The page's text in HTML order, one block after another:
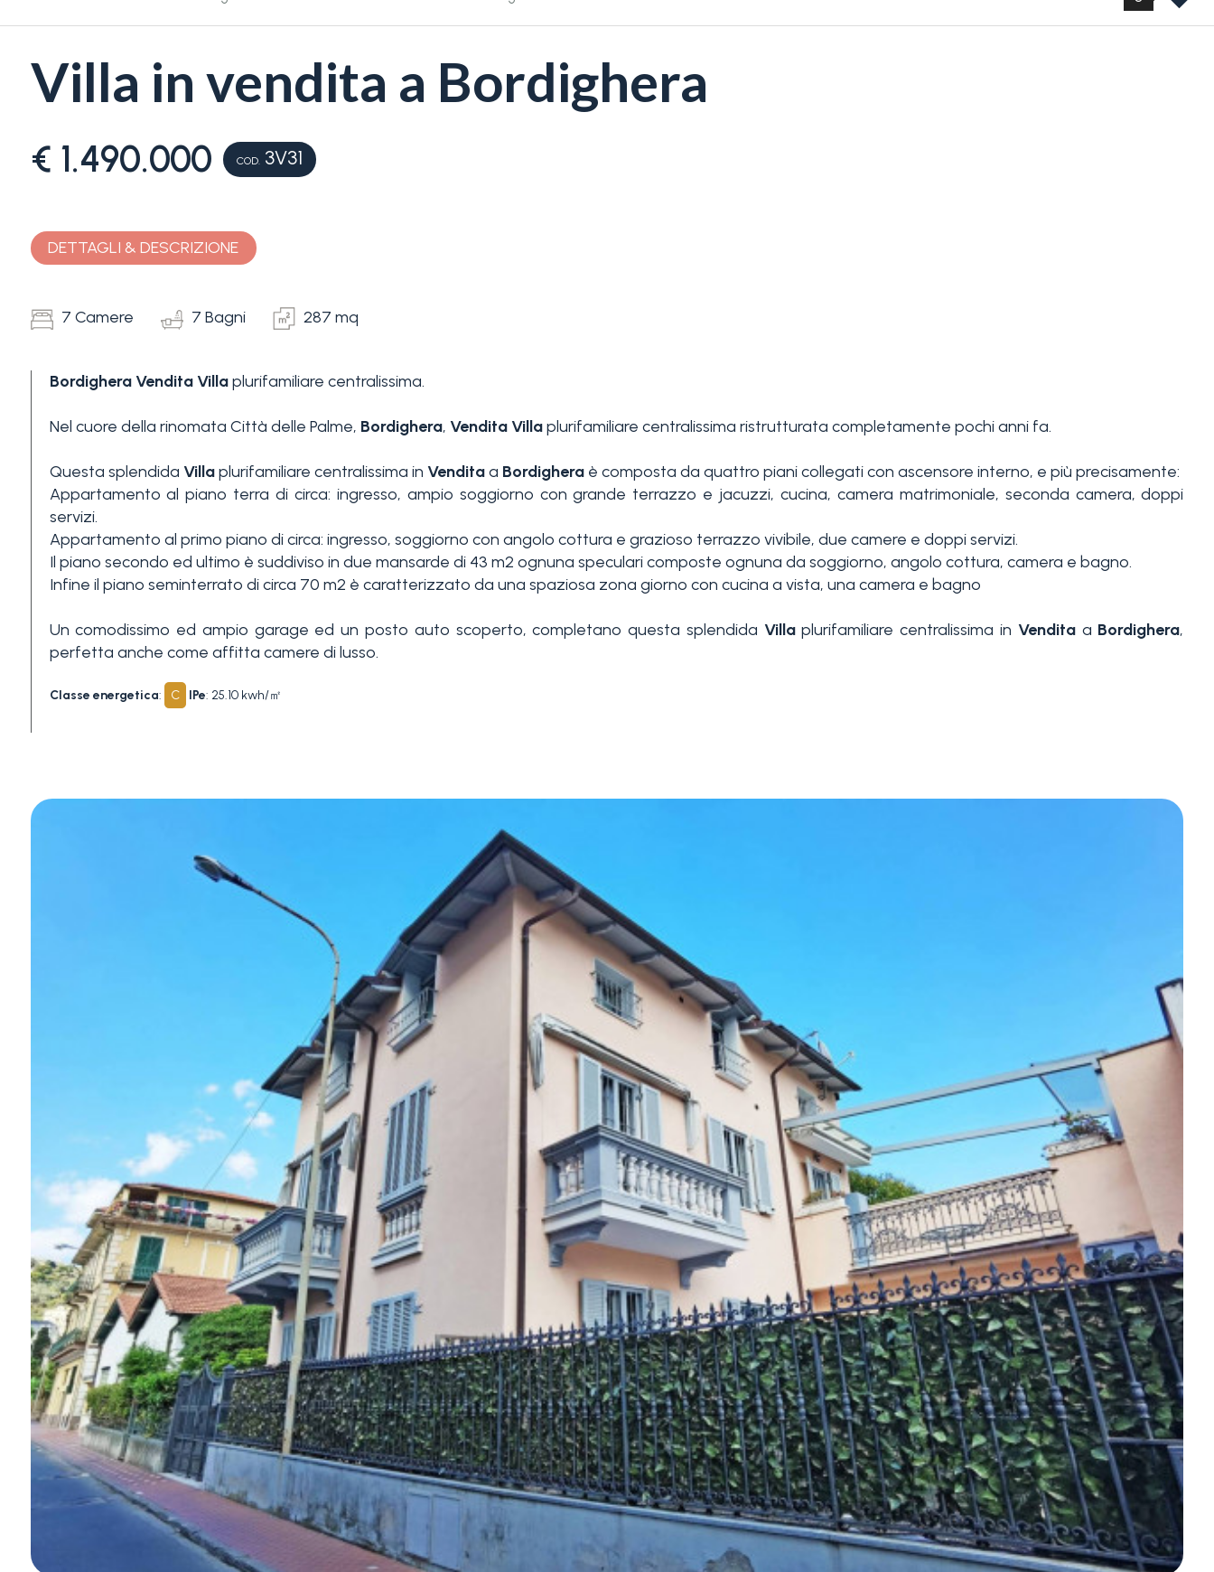
Villa in vendita a Bordighera
€ 1.490.000 COD.3V31
DETTAGLI & DESCRIZIONE
7 Camere 7 Bagni 287 mq
Bordighera Vendita Villaplurifamiliare centralissima.
Nel cuore della rinomata Città delle Palme, Bordighera, Vendita Villaplurifamiliare centralissima ristrutturata completamente pochi anni fa.
Questa splendida Villaplurifamiliare centralissima in Venditaa Bordigheraè composta da quattro piani collegati con ascensore interno, e più precisamente:
Appartamento al piano terra di circa: ingresso, ampio soggiorno con grande terrazzo e jacuzzi, cucina, camera matrimoniale, seconda camera, doppi
servizi.
Appartamento al primo piano di circa: ingresso, soggiorno con angolo cottura e grazioso terrazzo vivibile, due camere e doppi servizi.
Il piano secondo ed ultimo è suddiviso in due mansarde di 43 m2 ognuna speculari composte ognuna da soggiorno, angolo cottura, camera e bagno.
Infine il piano seminterrato di circa 70 m2 è caratterizzato da una spaziosa zona giorno con cucina a vista, una camera e bagno
Un comodissimo ed ampio garage ed un posto auto scoperto, completano questa splendida Villaplurifamiliare centralissima in Venditaa Bordighera,
perfetta anche come affitta camere di lusso.
Classe energetica: C IPe: 25.10 kwh/㎡
Camere
Qualsiasi
2
Altre
opzioni
multiscelta
Giardino
Balcone/Terrazzo
Piscina